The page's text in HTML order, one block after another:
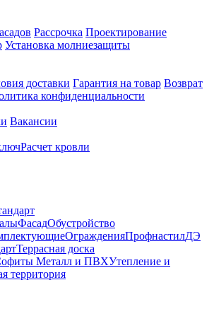
Рассрочка Проектирование
Установка молниезащиты
доставки Гарантия на товар Возврат
конфиденциальности
Вакансии
Расчет кровли
ФасадОбустройство
ОгражденияПрофнастилДЭ
Террасная доска
Металл и ПВХУтепление и
территория